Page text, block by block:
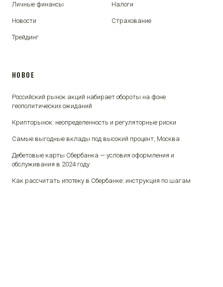
Личные финансы Налоги
Новости Страхование
Трейдинг
НОВОЕ
Российский рынок акций набирает обороты на фоне
геополитических ожиданий
Крипторынок: неопределенность и регуляторные риски
Самые выгодные вклады под высокий процент, Москва
Дебетовые карты Сбербанка — условия оформления и
обслуживания в 2024 году
Как рассчитать ипотеку в Сбербанке: инструкция по шагам